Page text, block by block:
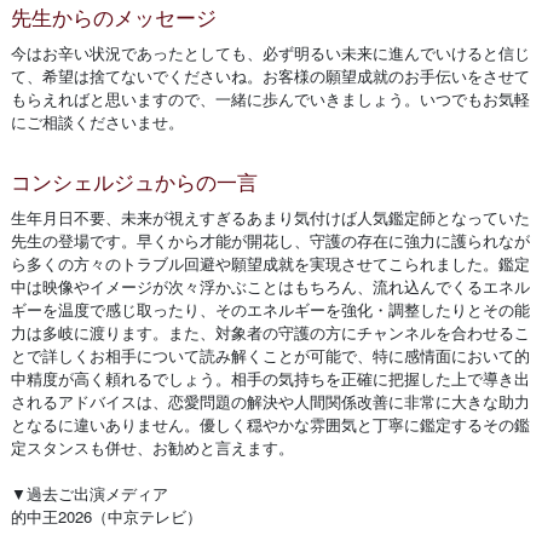
先生からのメッセージ
今はお辛い状況であったとしても、必ず明るい未来に進んでいけると信じ
て、希望は捨てないでくださいね。お客様の願望成就のお手伝いをさせて
もらえればと思いますので、一緒に歩んでいきましょう。いつでもお気軽
にご相談くださいませ。
コンシェルジュからの一言
生年月日不要、未来が視えすぎるあまり気付けば人気鑑定師となっていた
先生の登場です。早くから才能が開花し、守護の存在に強力に護られなが
ら多くの方々のトラブル回避や願望成就を実現させてこられました。鑑定
中は映像やイメージが次々浮かぶことはもちろん、流れ込んでくるエネル
ギーを温度で感じ取ったり、そのエネルギーを強化・調整したりとその能
力は多岐に渡ります。また、対象者の守護の方にチャンネルを合わせるこ
とで詳しくお相手について読み解くことが可能で、特に感情面において的
中精度が高く頼れるでしょう。相手の気持ちを正確に把握した上で導き出
されるアドバイスは、恋愛問題の解決や人間関係改善に非常に大きな助力
となるに違いありません。優しく穏やかな雰囲気と丁寧に鑑定するその鑑
定スタンスも併せ、お勧めと言えます。
▼過去ご出演メディア
的中王2026（中京テレビ）